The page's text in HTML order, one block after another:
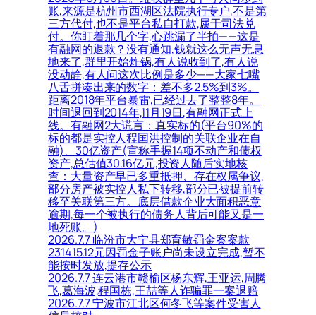
账,来源是杭州市西湖区法院执行专户,不是第
三方代付,也不是平台私自打款,属于司法兑
付。你盯着那几个字,心跳漏了半拍——这是
有融网的退款？没有通知,钱就这么无声无息
地来了,群里开始炸锅,有人说收到了,有人说
没动静,有人问这次比例是多少——大家七嘴
八舌拼凑出来的数字：差不多2.5%到3%。
距离2018年平台暴雷,已经过去了整整8年。
时间退回到2014年,11月19日,有融网正式上
线。有融网2大谎言：真实标的(平台90%的
标的都是实控人程国洪控制的关联企业在自
融)、30亿资产(宣称手握14项不动产和债权
资产,总估值30.16亿元,投资人随后实地核
查：大量资产早已多重抵押、存在权属争议,
部分房产被实控人私下转移,部分已被提前转
移至关联第三方。底层借款企业大面积恶意
逾期,每一个被执行的债务人背后可能又是一
地死账。)
2026.7.7 临汾市大宁县郑育敏罚金案案款
231415.12元因罚金子账户尚未设立完成,暂不
能按时发放,提存公示
2026.7.7 连云港市赣榆区杨东辉,王亚运,周腾
飞,葛海波,程国栋,王喆等人诈骗罪一案退赔
2026.7.7 宁波市江北区何冬飞等案件受害人